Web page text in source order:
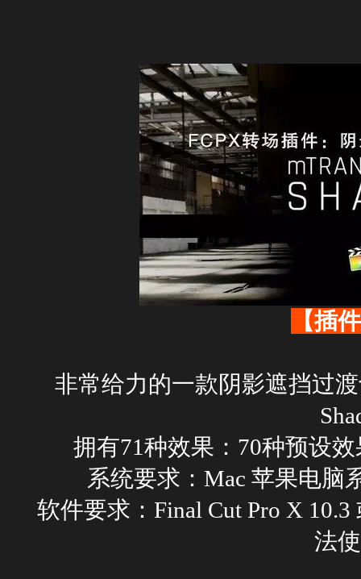
【插
非常给力的一款阴影遮挡过
拥有71种效果：70种预设
系统要求：Mac 苹果电脑
软件要求：Final Cut Pro X
法